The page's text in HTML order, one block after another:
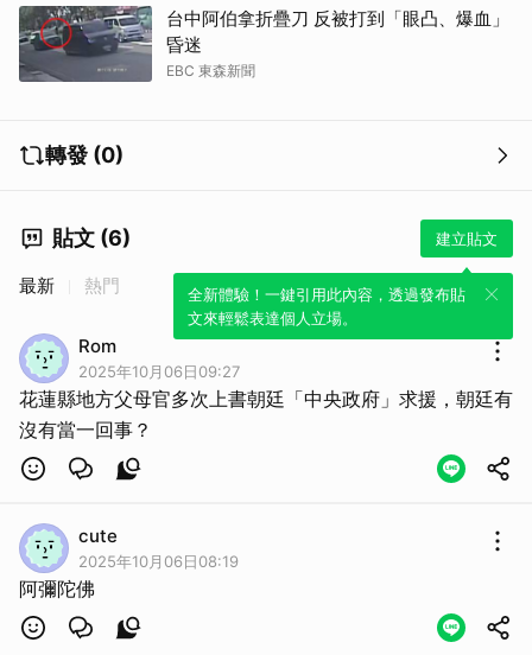
台中阿伯拿折疊刀 反被打到「眼凸、爆血」
昏迷
EBC 東森新聞
轉發 (0)
貼文 (6) 建立貼文
全新體驗！一鍵引用此內容，透過發布貼
文來輕鬆表達個人立場。
最新 熱門
Rom
2025年10月06日09:27
花蓮縣地方父母官多次上書朝廷「中央政府」求援，朝廷有
沒有當一回事？
cute
2025年10月06日08:19
阿彌陀佛